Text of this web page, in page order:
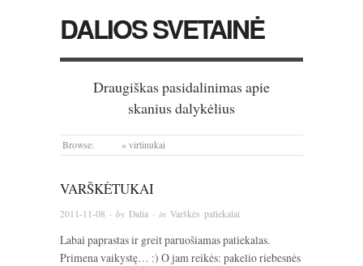
DALIOS SVETAINĖ
Draugiškas pasidalinimas apie
skanius dalykėlius
Browse: » virtinukai
VARŠKĖTUKAI
2011-11-08 · by Dalia · in Varškės patiekalai
Labai paprastas ir greit paruošiamas patiekalas.
Primena vaikystę… :) O jam reikės: pakelio riebesnės